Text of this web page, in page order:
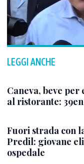
LEGGI ANCHE
Caneva, beve
al ristorante:
Fuori strada con
Predil: giovane
ospedale